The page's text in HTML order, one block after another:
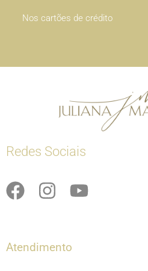
Nos cartões de crédito
Redes Sociais
F
e
I
t
Y
Atendimento